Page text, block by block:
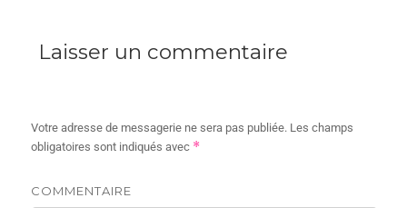
Laisser un commentaire
Votre adresse de messagerie ne sera pas publiée. Les champs
obligatoires sont indiqués avec *
COMMENTAIRE